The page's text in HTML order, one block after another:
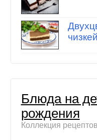
Блюда на
рождения
Коллекция рецептов